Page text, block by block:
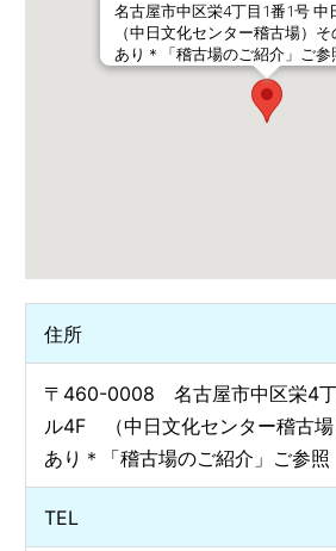
名古屋市中区栄4丁目1番1号
（中日文化センター稽古場）
あり＊「稽古場のご紹介」ご参
住所
〒460-0008 名古屋市中区栄4丁
ル4F （中日文化センター稽古
あり＊「稽古場のご紹介」ご参照
TEL